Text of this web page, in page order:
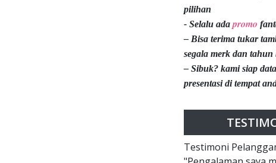
pilihan
- Selalu ada promo
– Bisa terima tukar
segala merk dan tahun
– Sibuk? kami siap
presentasi di tempat
Testimoni